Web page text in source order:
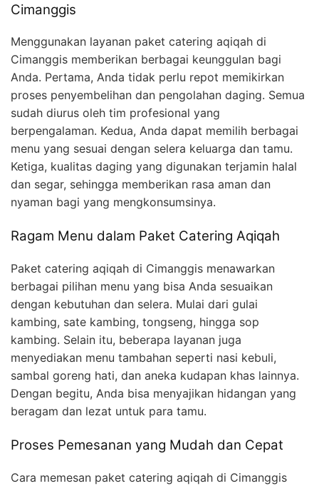
Cimanggis
Menggunakan layanan paket catering aqiqah di
Cimanggis memberikan berbagai keunggulan bagi
Anda. Pertama, Anda tidak perlu repot memikirkan
proses penyembelihan dan pengolahan daging. Semua
sudah diurus oleh tim profesional yang
berpengalaman. Kedua, Anda dapat memilih berbagai
menu yang sesuai dengan selera keluarga dan tamu.
Ketiga, kualitas daging yang digunakan terjamin halal
dan segar, sehingga memberikan rasa aman dan
nyaman bagi yang mengkonsumsinya.
Ragam Menu dalam Paket Catering Aqiqah
Paket catering aqiqah di Cimanggis menawarkan
berbagai pilihan menu yang bisa Anda sesuaikan
dengan kebutuhan dan selera. Mulai dari gulai
kambing, sate kambing, tongseng, hingga sop
kambing. Selain itu, beberapa layanan juga
menyediakan menu tambahan seperti nasi kebuli,
sambal goreng hati, dan aneka kudapan khas lainnya.
Dengan begitu, Anda bisa menyajikan hidangan yang
beragam dan lezat untuk para tamu.
Proses Pemesanan yang Mudah dan Cepat
Cara memesan paket catering aqiqah di Cimanggis